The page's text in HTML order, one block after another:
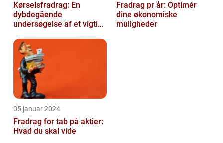
Kørselsfradrag: En
dybdegående
undersøgelse af et vigtigt
Fradrag pr år: Optimér
dine økonomiske
muligheder
05 januar 2024
Fradrag for tab på aktier:
Hvad du skal vide